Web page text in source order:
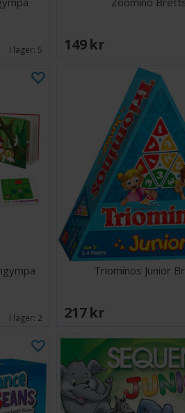
I lager: 5 149 SEK
I lager:2
Triominos Junior
217 SEK